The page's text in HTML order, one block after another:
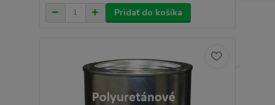
Pridať do košíka